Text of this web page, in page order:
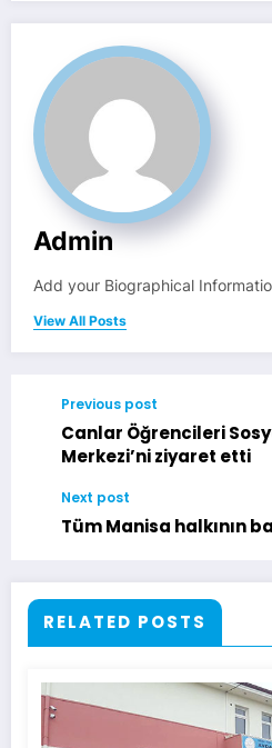
Admin
Add your Biographical
View All Posts
Previous post
Canlar Öğrencileri
Merkezi’ni ziyaret etti
Next post
Tüm Manisa halkının
RELATED POSTS